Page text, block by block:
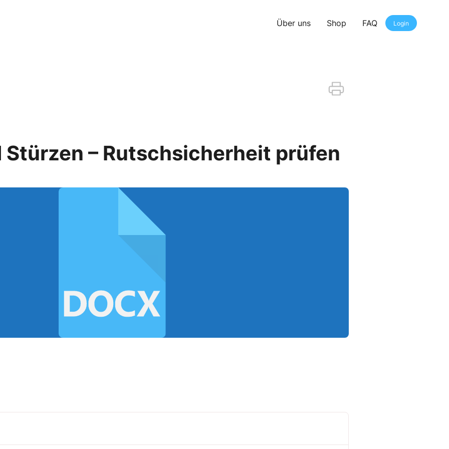
Über uns Shop FAQ Login
– Rutschsicherheit prüfen